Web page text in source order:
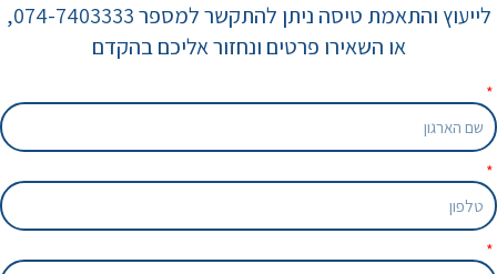
לייעוץ והתאמת טיסה ניתן להתקשר למספר 074-7403333,
או השאירו פרטים ונחזור אליכם בהקדם